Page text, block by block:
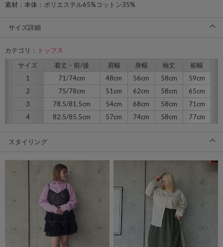
素材：本体：ポリエステル65%コットン35%
サイズ詳細
カテゴリ：
トップス
サイズ
着丈・前/後 肩幅 身幅 袖丈
裾幅
1
71/74cm 48cm 56cm 58cm
59cm
2
75/78cm 51cm 62cm 58cm
65cm
3
78.5/81.5cm 54cm 68cm 58cm
71cm
4
82.5/85.5cm 57cm 74cm 58cm 77cm
スタイリング